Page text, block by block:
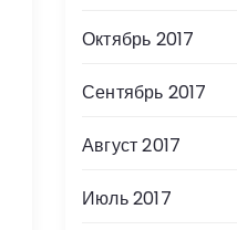
Октябрь 2017
Сентябрь 2017
Август 2017
Июль 2017